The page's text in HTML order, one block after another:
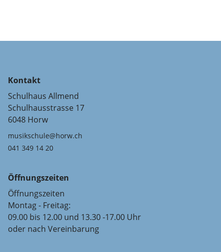
Kontakt
Schulhaus Allmend
Schulhausstrasse 17
6048 Horw
musikschule@horw.ch
041 349 14 20
Öffnungszeiten
Öffnungszeiten
Montag - Freitag:
09.00 bis 12.00 und 13.30 -17.00 Uhr
oder nach Vereinbarung